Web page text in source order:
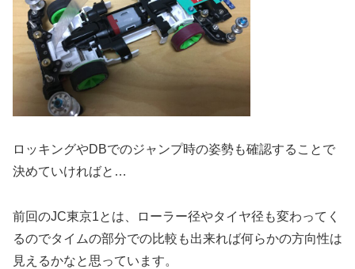
ロッキングやDBでのジャンプ時の姿勢も確認することで
決めていければと…
前回のJC東京1とは、ローラー径やタイヤ径も変わってく
るのでタイムの部分での比較も出来れば何らかの方向性は
見えるかなと思っています。